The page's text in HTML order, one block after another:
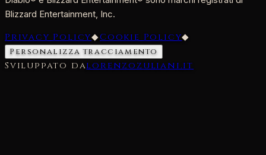
Blizzard Entertainment, Inc.
Privacy Policy◆Cookie Policy◆
Personalizza tracciamento
Sviluppato dalorenzozuliani.it